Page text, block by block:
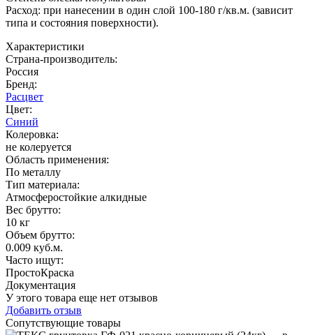
Расход: при нанесении в один слой 100-180 г/кв.м. (зависит
типа и состояния поверхности).
Характеристики
Страна-производитель:
Россия
Бренд:
Расцвет
Цвет:
Синий
Колеровка:
не колеруется
Область применения:
По металлу
Тип материала:
Атмосферостойкие алкидные
Вес брутто:
10 кг
Объем брутто:
0.009 куб.м.
Часто ищут:
ПростоКраска
Документация
У этого товара еще нет отзывов
Добавить отзыв
Сопутствующие товары